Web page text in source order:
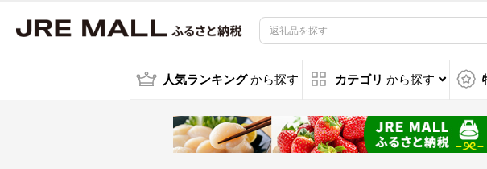
人気ランキング から探す カテゴリ から探す